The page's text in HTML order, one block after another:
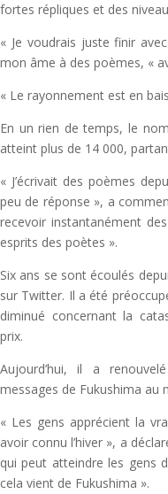
fortes répliques et des
« Je voudrais juste finir
mon âme à des poèmes, «
« Le rayonnement est en
En un rien de temps, le
atteint plus de 14 000,
« J’écrivait des poèmes
peu de réponse », a
recevoir instantanément
esprits des poètes ».
Six ans se sont écoulés
sur Twitter. Il a été
diminué concernant la
prix.
Aujourd’hui, il a
messages de Fukushima au
« Les gens apprécient la
avoir connu l’hiver », a
qui peut atteindre les gens
cela vient de Fukushima ».